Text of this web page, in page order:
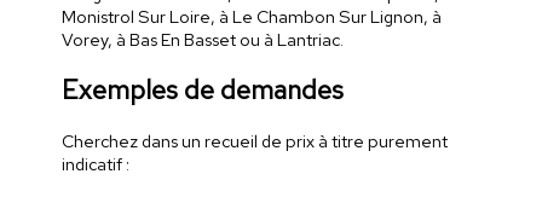
Monistrol Sur Loire, à Le Chambon Sur Lignon, à
Vorey, à Bas En Basset ou à Lantriac.
Exemples de demandes
Cherchez dans un recueil de prix à titre purement
indicatif :